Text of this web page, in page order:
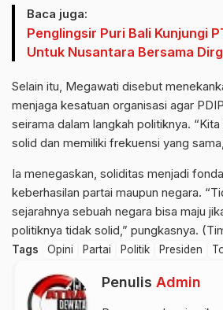
Baca juga:
Penglingsir Puri Bali Kunjungi
Untuk Nusantara Bersama
Selain itu, Megawati disebut
menjaga kesatuan organisasi agar
seirama dalam langkah politiknya.
solid dan memiliki frekuensi yang
Ia menegaskan, soliditas menjadi
keberhasilan partai maupun negara.
sejarahnya sebuah negara bisa maju
politiknya tidak solid,” pungkasnya.
Tags Opini Partai Politik Presiden
Penulis Admin